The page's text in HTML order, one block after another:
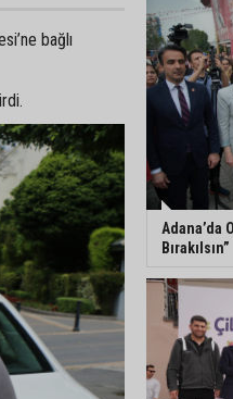
bağlı
Adana’da
Bırakılsın”